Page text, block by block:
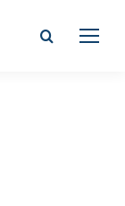
Zoeken: